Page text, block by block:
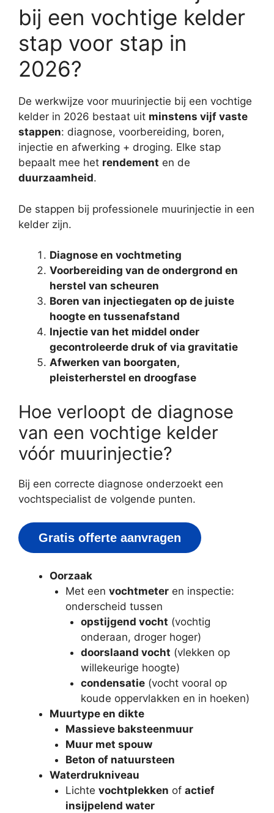
bij een vochtige kelder
stap voor stap in
2026?
De werkwijze voor muurinjectie bij een vochtige
kelder in 2026 bestaat uit minstens vijf vaste
stappen: diagnose, voorbereiding, boren,
injectie en afwerking + droging. Elke stap
bepaalt mee het rendement en de
duurzaamheid.
De stappen bij professionele muurinjectie in een
kelder zijn.
Diagnose en vochtmeting
Voorbereiding van de ondergrond en
herstel van scheuren
Boren van injectiegaten op de juiste
hoogte en tussenafstand
Injectie van het middel onder
gecontroleerde druk of via gravitatie
Afwerken van boorgaten,
pleisterherstel en droogfase
Hoe verloopt de diagnose
van een vochtige kelder
vóór muurinjectie?
Bij een correcte diagnose onderzoekt een
vochtspecialist de volgende punten.
Gratis offerte aanvragen
Oorzaak
Met een vochtmeteren inspectie:
onderscheid tussen
opstijgend vocht (vochtig
onderaan, droger hoger)
doorslaand vocht (vlekken op
willekeurige hoogte)
condensatie (vocht vooral op
koude oppervlakken en in hoeken)
Muurtype en dikte
Massieve baksteenmuur
Muur met spouw
Beton of natuursteen
Waterdrukniveau
Lichte vochtplekken of actief
insijpelend water